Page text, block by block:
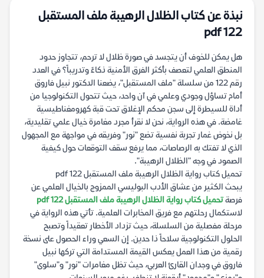
نبذة عن كتاب الظلال الرهيبة ملف المستقبل
122 pdf
هل يمكن للخوف أن يتجسد في صورة ظلال لا ترحم، تتجاوز حدود
المنطق العلمي لتعصف بأكثر الفرق الأمنية ذكاءً وتدريباً؟ في العدد
رقم 122 من سلسلة "ملف المستقبل"، يضعنا الدكتور نبيل فاروق
أمام تساؤل وجودي وعلمي في آن واحد، حيث تتحول التكنولوجيا من
أداة للسيطرة إلى سجن محكم الإغلاق تحت قبة كهرومغناطيسية
غامضة. في هذه الرواية، نحن لا نقرأ مجرد مغامرة خيال علمي تقليدية،
بل نخوض غمار تجربة نفسية تضع "نور" وفريقه في مواجهة مع المجهول
الذي لا تفتك به الرصاصات، مما يرفع سقف التوقعات حول كيفية
الصمود في وجه "الظلال الرهيبة".
تحميل كتاب رواية الظلال الرهيبة ملف المستقبل 122 pdf
يبحث الكثير من عشاق الأدب البوليسي الممزوج بالخيال العلمي عن
فرصةتحميل كتاب رواية الظلال الرهيبة ملف المستقبل 122 pdf
لاستكمال رحلتهم مع فريق المخابرات العلمية. تأتي هذه الرواية في
مرحلة مفصلية من السلسلة، حيث تزداد الأخطار تعقيداً وتصبح
الحلول التكنولوجية سلاحاً ذا حدين. إن السعي وراء الحصول على نسخة
رقمية من هذا العمل يعكس القيمة المستدامة التي تركها نبيل
فاروق في وجدان القارئ العربي، حيث تظل مغامرات "نور" و"سلوى"